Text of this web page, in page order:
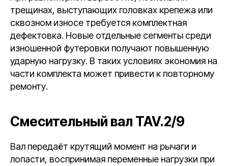
трещинах, выступающих головках крепежа или
сквозном износе требуется комплектная
дефектовка. Новые отдельные сегменты среди
изношенной футеровки получают повышенную
ударную нагрузку. В таких условиях экономия на
части комплекта может привести к повторному
ремонту.
Смесительный вал TAV.2/9
Вал передаёт крутящий момент на рычаги и
лопасти, воспринимая переменные нагрузки при